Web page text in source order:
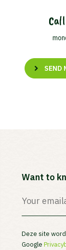
Call
SEND
Want to
Deze site
Google